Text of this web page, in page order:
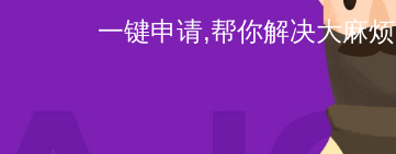
一键申请,帮你解决大麻烦